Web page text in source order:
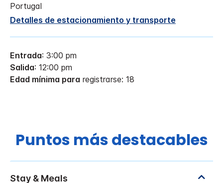
Portugal
Detalles de estacionamiento y transporte
Entrada: 3:00 pm
Salida: 12:00 pm
Edad mínima para registrarse: 18
Puntos más destacables